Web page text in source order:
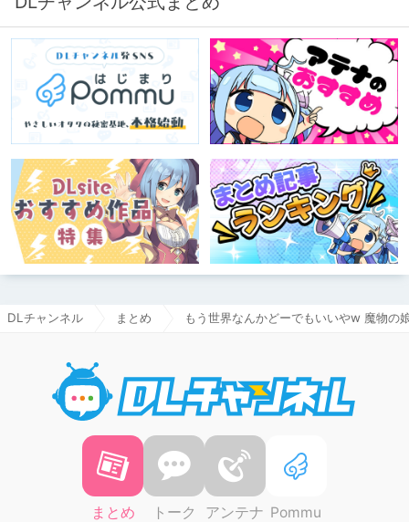
DLチャンネル まとめ もう世界なんかどーでもいいやw 魔物の
まとめ トーク アンテナ Pommu